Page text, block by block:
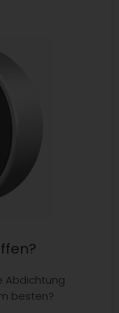
Abdichtung
besten?